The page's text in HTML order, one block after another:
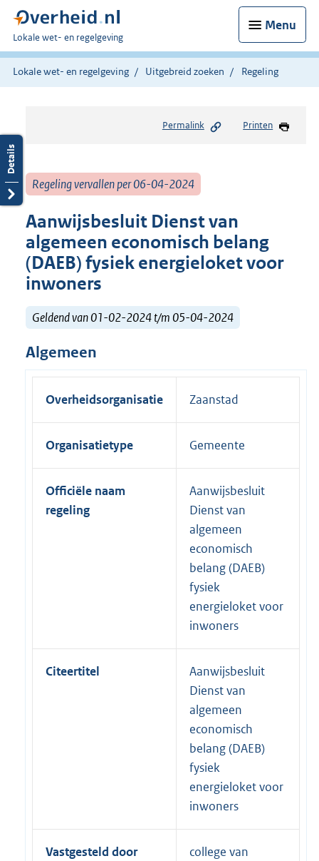
Menu
U
bent
hier:
Lokale wet- en regelgeving
Lokale wet- en regelgeving Uitgebreid zoeken Regeling
Permalink Printen
Regeling vervallen per 06-04-2024
Aanwijsbesluit Dienst van
algemeen economisch belang
(DAEB) fysiek energieloket voor
inwoners
Geldend van 01-02-2024 t/m 05-04-2024
Algemeen
Overheidsorganisatie Zaanstad
Organisatietype Gemeente
Officiële naam
regeling
Aanwijsbesluit
Dienst van
algemeen
economisch
belang (DAEB)
fysiek
energieloket voor
inwoners
Citeertitel
Aanwijsbesluit
Dienst van
algemeen
economisch
belang (DAEB)
fysiek
energieloket voor
inwoners
Vastgesteld door
college van